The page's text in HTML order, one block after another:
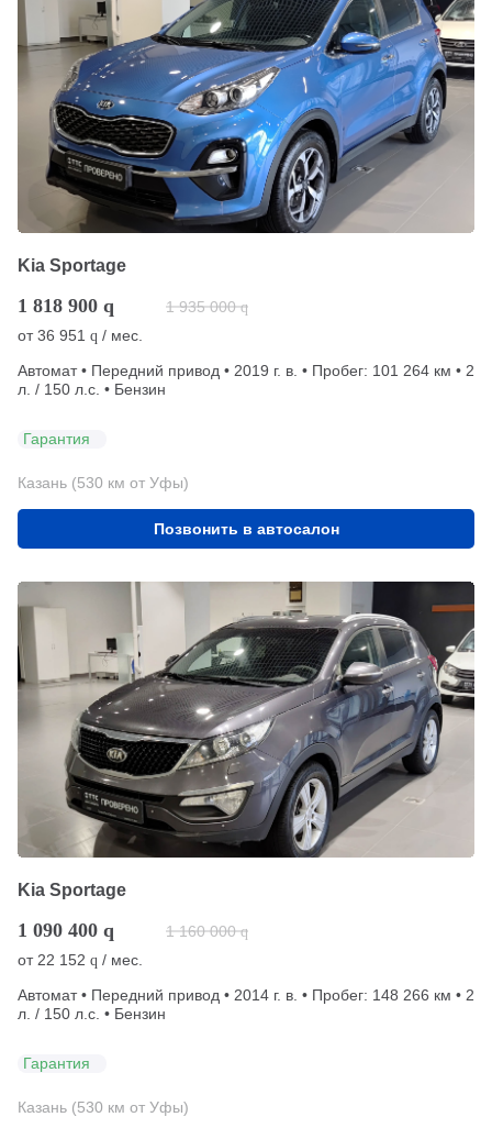
Kia Sportage
1 818 900 q 1 935 000 q
от36 951 q / мес.
Автомат • Передний привод • 2019 г. в. • Пробег: 101 264 км • 2
л. / 150 л.с. • Бензин
Гарантия
Казань (530 км от Уфы)
Позвонить в автосалон
Kia Sportage
1 090 400 q 1 160 000 q
от 22 152 q / мес.
Автомат • Передний привод • 2014 г. в. • Пробег: 148 266 км • 2
л. / 150 л.с. • Бензин
Гарантия
Казань (530 км от Уфы)